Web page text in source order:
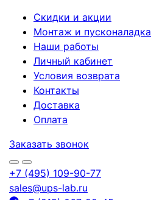
Скидки и акции
Монтаж и пусконаладка
Наши работы
Личный кабинет
Условия возврата
Контакты
Доставка
Оплата
Заказать звонок
+7 (495) 109-90-77
sales@ups-lab.ru